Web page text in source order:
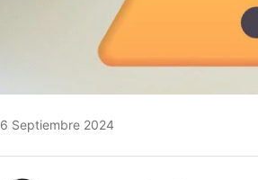
6 Septiembre 2024